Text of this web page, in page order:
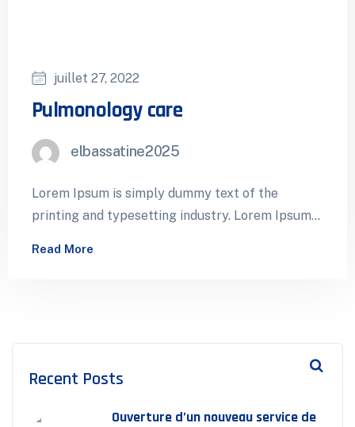
juillet 27, 2022
Pulmonology care
elbassatine2025
Lorem Ipsum is simply dummy text of the
printing and typesetting industry. Lorem Ipsum
Read More
Recent Posts
Ouverture d’un nouveau service de